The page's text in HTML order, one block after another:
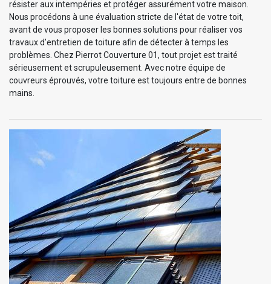
résister aux intempéries et protéger assurément votre maison.
Nous procédons à une évaluation stricte de l'état de votre toit,
avant de vous proposer les bonnes solutions pour réaliser vos
travaux d’entretien de toiture afin de détecter à temps les
problèmes. Chez Pierrot Couverture 01, tout projet est traité
sérieusement et scrupuleusement. Avec notre équipe de
couvreurs éprouvés, votre toiture est toujours entre de bonnes
mains.